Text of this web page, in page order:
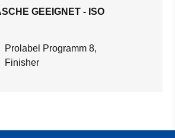
GEEIGNET - ISO
Prolabel Programm 8,
Finisher